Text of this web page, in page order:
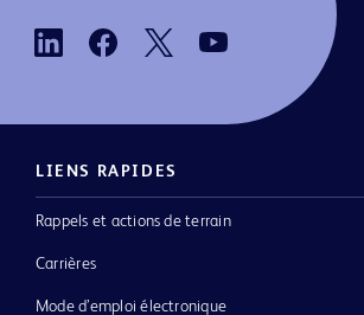
LIENS RAPIDES
Rappels et actions de terrain
Carrières
Mode d’emploi électronique